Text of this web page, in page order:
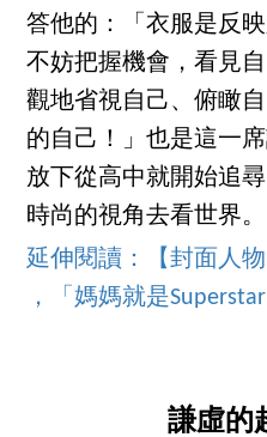
答他的：「衣服是反
不妨把握機會，看見
觀地省視自己、俯瞰
的自己！」也是這一席
放下從高中就開始追
時尚的視角去看世界。
延伸閱讀：【封面人
，「媽媽就是
謙虛的